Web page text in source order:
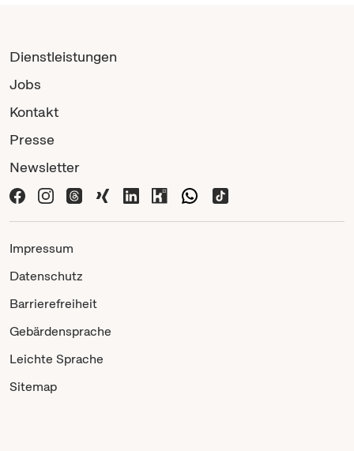
Dienstleistungen
Jobs
Kontakt
Presse
Newsletter
Impressum
Datenschutz
Barrierefreiheit
Gebärdensprache
Leichte Sprache
Sitemap